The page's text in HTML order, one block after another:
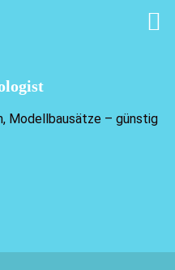
Modellbausätze – günstig